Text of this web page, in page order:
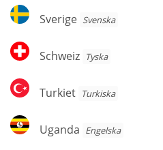
Sverige
Sverige Svenska
Schweiz
Schweiz Tyska
Turkiet
Turkiet Turkiska
Uganda
Uganda Engelska